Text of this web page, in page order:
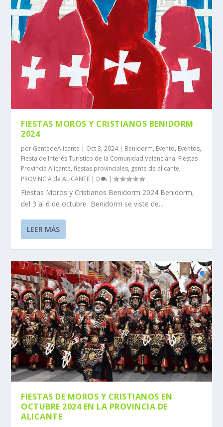
FIESTAS MOROS Y CRISTIANOS BENIDORM
2024
por GentedeAlicante Oct 3, 2024| Benidorm, Evento, Eventos,
Fiesta de Interés Turístico de la Comunidad Valenciana, Fiestas
Provincia Alicante,fiestas provinciales, gente de alicante,
PROVINCIA de ALICANTE
0 |
Fiestas Moros y Cristianos Benidorm 2024 Benidorm,
del 3 al 6 de octubre Benidorm se viste de...
LEER MÁS
FIESTAS DE MOROS Y CRISTIANOS EN
OCTUBRE 2024 EN LA PROVINCIA DE
ALICANTE